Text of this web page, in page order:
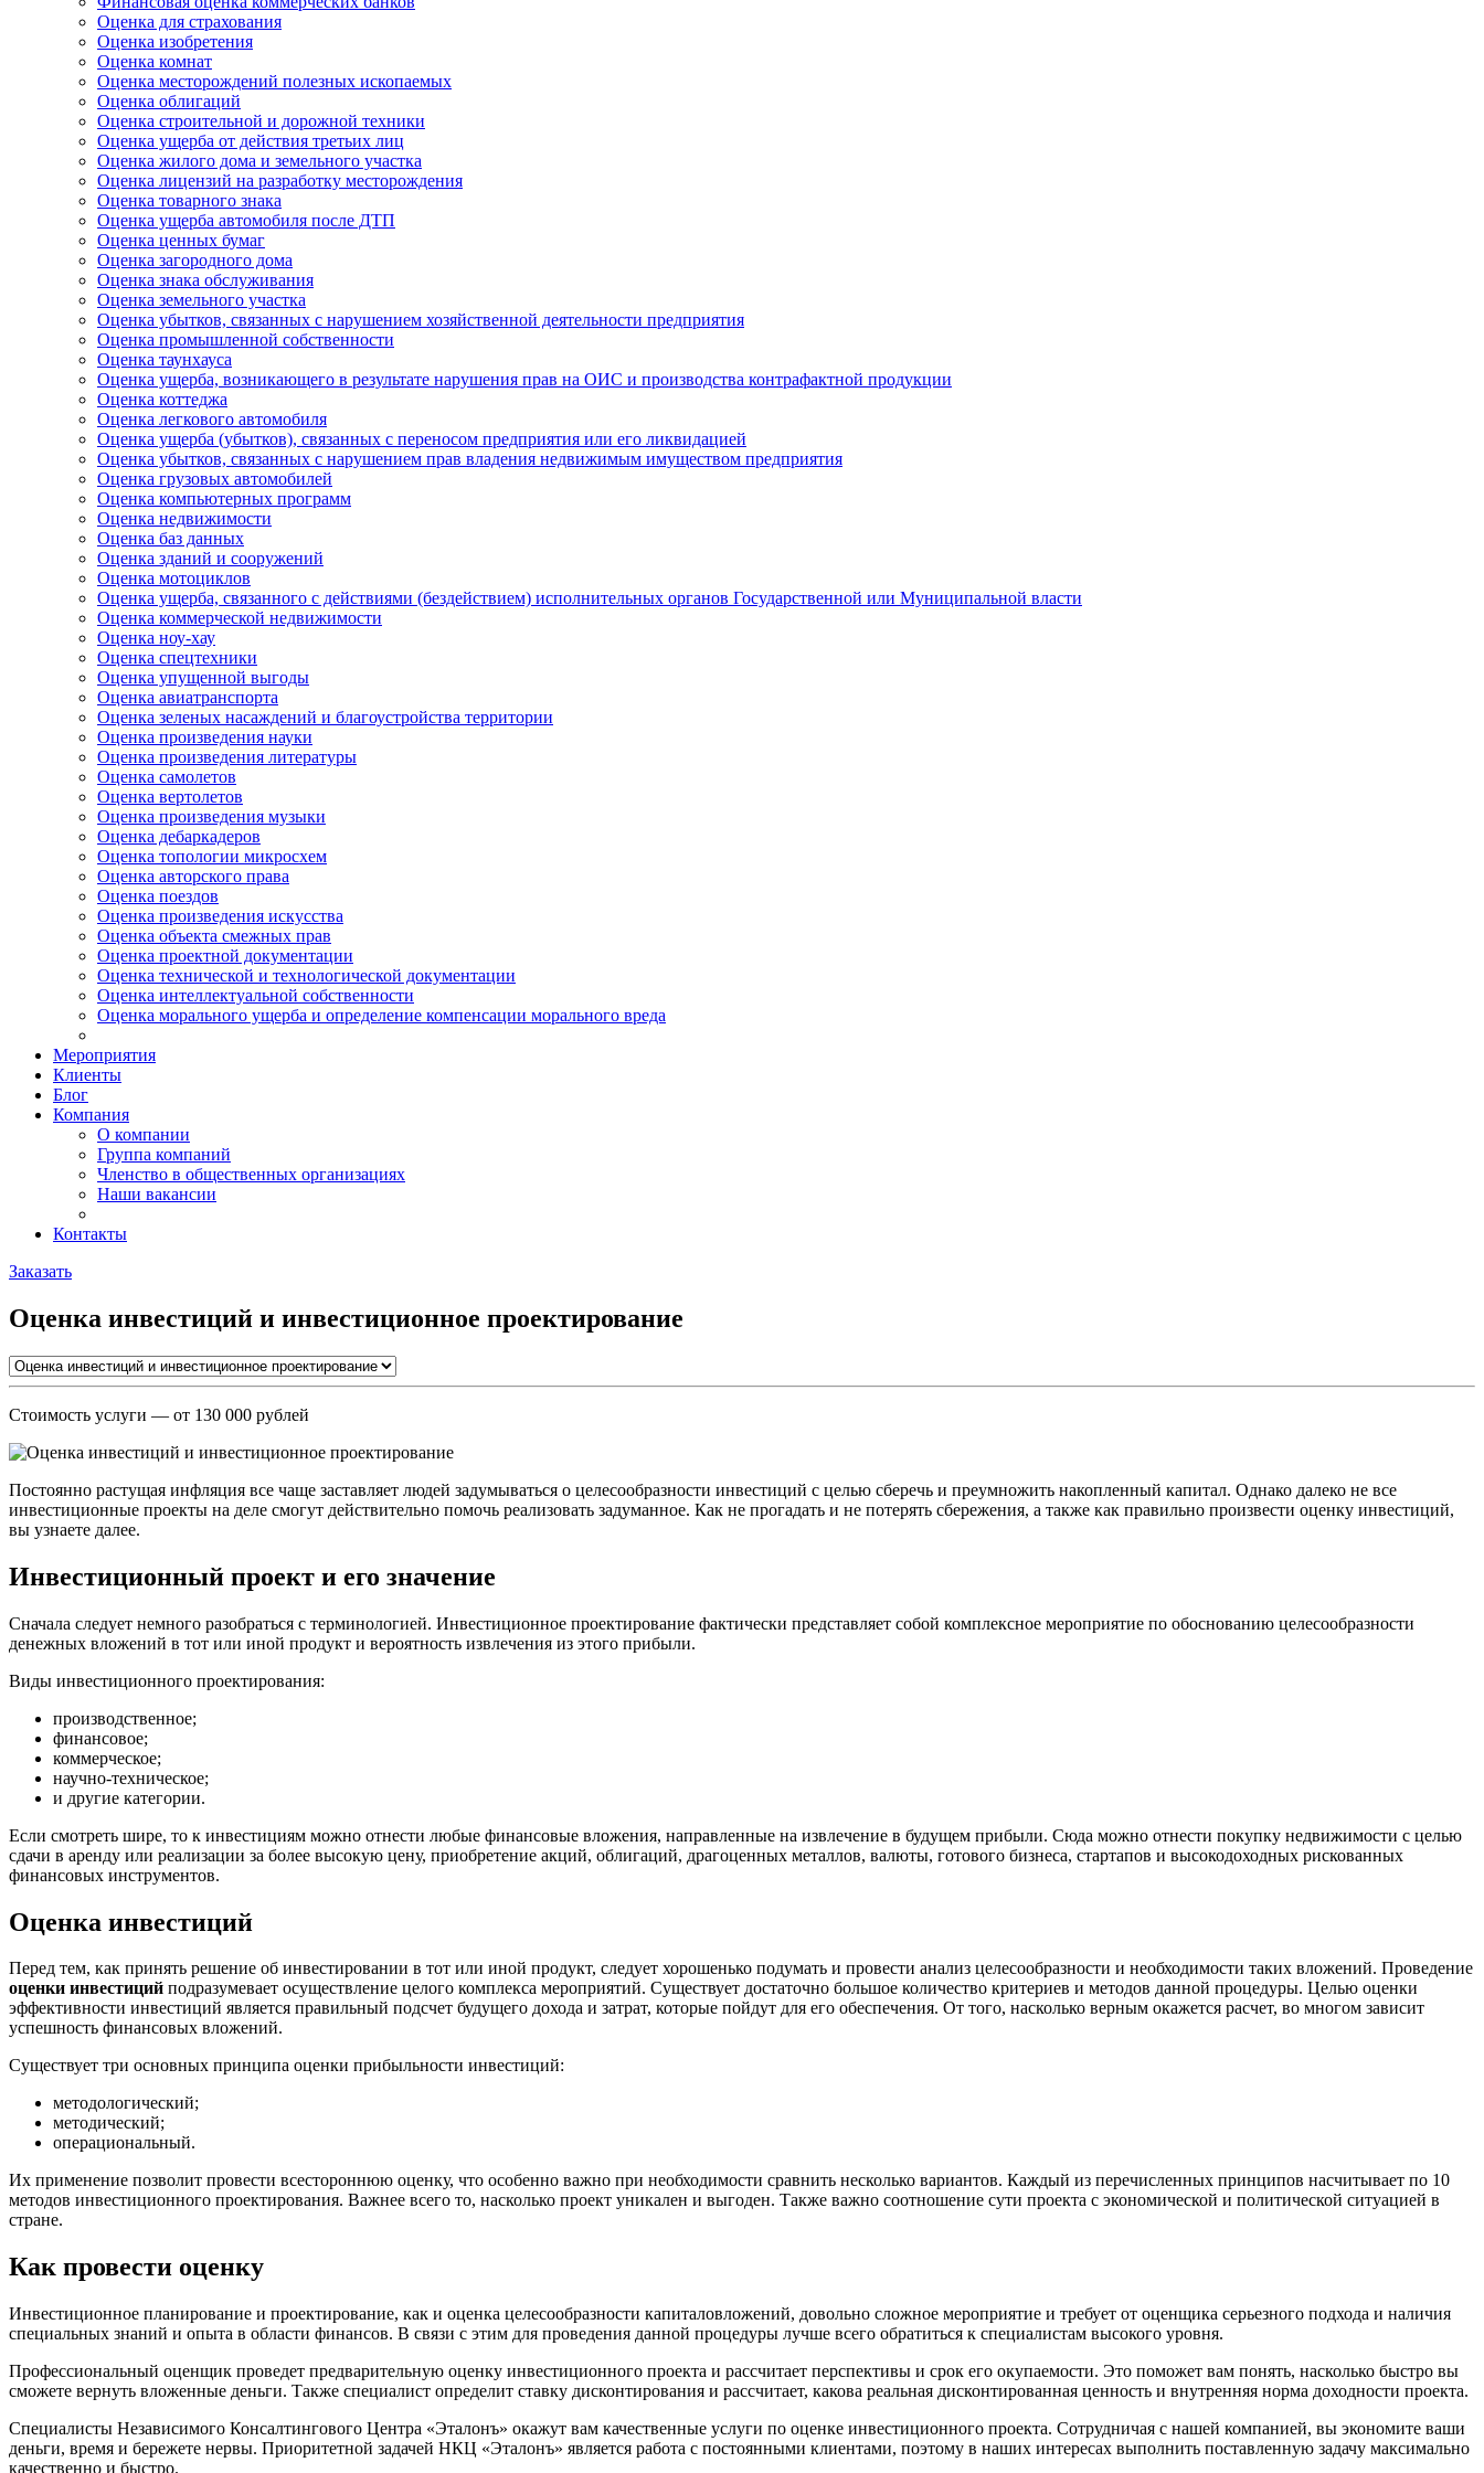
Оценка для страхования
Оценка изобретения
Оценка комнат
Оценка месторождений полезных ископаемых
Оценка облигаций
Оценка строительной и дорожной техники
Оценка ущерба от действия третьих лиц
Оценка жилого дома и земельного участка
Оценка лицензий на разработку месторождения
Оценка товарного знака
Оценка ущерба автомобиля после ДТП
Оценка ценных бумаг
Оценка загородного дома
Оценка знака обслуживания
Оценка земельного участка
Оценка убытков, связанных с нарушением хозяйственной деятельности предприятия
Оценка промышленной собственности
Оценка таунхауса
Оценка ущерба, возникающего в результате нарушения прав на ОИС и производства контрафактной продукции
Оценка коттеджа
Оценка легкового автомобиля
Оценка ущерба (убытков), связанных с переносом предприятия или его ликвидацией
Оценка убытков, связанных с нарушением прав владения недвижимым имуществом предприятия
Оценка грузовых автомобилей
Оценка компьютерных программ
Оценка недвижимости
Оценка баз данных
Оценка зданий и сооружений
Оценка мотоциклов
Оценка ущерба, связанного с действиями (бездействием) исполнительных органов Государственной или Муниципальной власти
Оценка коммерческой недвижимости
Оценка ноу-хау
Оценка спецтехники
Оценка упущенной выгоды
Оценка авиатранспорта
Оценка зеленых насаждений и благоустройства территории
Оценка произведения науки
Оценка произведения литературы
Оценка самолетов
Оценка вертолетов
Оценка произведения музыки
Оценка дебаркадеров
Оценка топологии микросхем
Оценка авторского права
Оценка поездов
Оценка произведения искусства
Оценка объекта смежных прав
Оценка проектной документации
Оценка технической и технологической документации
Оценка интеллектуальной собственности
Оценка морального ущерба и определение компенсации морального вреда
Мероприятия
Клиенты
Блог
Компания
О компании
Группа компаний
Членство в общественных организациях
Наши вакансии
Контакты
Заказать
Оценка инвестиций и инвестиционное проектирование
Стоимость услуги — от 130 000 рублей
Постоянно растущая инфляция все чаще заставляет людей задумываться о целесообразности инвестиций с целью сберечь и преумножить накопленный капитал. Однако далеко не все
инвестиционные проекты на деле смогут действительно помочь реализовать задуманное. Как не прогадать и не потерять сбережения, а также как правильно произвести оценку инвестиций,
вы узнаете далее.
Инвестиционный проект и его значение
Сначала следует немного разобраться с терминологией. Инвестиционное проектирование фактически представляет собой комплексное мероприятие по обоснованию целесообразности
денежных вложений в тот или иной продукт и вероятность извлечения из этого прибыли.
Виды инвестиционного проектирования:
производственное;
финансовое;
коммерческое;
научно-техническое;
и другие категории.
Если смотреть шире, то к инвестициям можно отнести любые финансовые вложения, направленные на извлечение в будущем прибыли. Сюда можно отнести покупку недвижимости с целью
сдачи в аренду или реализации за более высокую цену, приобретение акций, облигаций, драгоценных металлов, валюты, готового бизнеса, стартапов и высокодоходных рискованных
финансовых инструментов.
Оценка инвестиций
Перед тем, как принять решение об инвестировании в тот или иной продукт, следует хорошенько подумать и провести анализ целесообразности и необходимости таких вложений. Проведение
оценки инвестиций подразумевает осуществление целого комплекса мероприятий. Существует достаточно большое количество критериев и методов данной процедуры. Целью оценки
эффективности инвестиций является правильный подсчет будущего дохода и затрат, которые пойдут для его обеспечения. От того, насколько верным окажется расчет, во многом зависит
успешность финансовых вложений.
Существует три основных принципа оценки прибыльности инвестиций:
методологический;
методический;
операциональный.
Их применение позволит провести всестороннюю оценку, что особенно важно при необходимости сравнить несколько вариантов. Каждый из перечисленных принципов насчитывает по 10
методов инвестиционного проектирования. Важнее всего то, насколько проект уникален и выгоден. Также важно соотношение сути проекта с экономической и политической ситуацией в
стране.
Как провести оценку
Инвестиционное планирование и проектирование, как и оценка целесообразности капиталовложений, довольно сложное мероприятие и требует от оценщика серьезного подхода и наличия
специальных знаний и опыта в области финансов. В связи с этим для проведения данной процедуры лучше всего обратиться к специалистам высокого уровня.
Профессиональный оценщик проведет предварительную оценку инвестиционного проекта и рассчитает перспективы и срок его окупаемости. Это поможет вам понять, насколько быстро вы
сможете вернуть вложенные деньги. Также специалист определит ставку дисконтирования и рассчитает, какова реальная дисконтированная ценность и внутренняя норма доходности проекта.
Специалисты Независимого Консалтингового Центра «Эталонъ» окажут вам качественные услуги по оценке инвестиционного проекта. Сотрудничая с нашей компанией, вы экономите ваши
деньги, время и бережете нервы. Приоритетной задачей НКЦ «Эталонъ» является работа с постоянными клиентами, поэтому в наших интересах выполнить поставленную задачу максимально
качественно и быстро.